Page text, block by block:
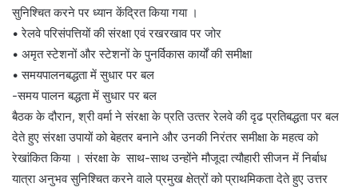
सुनिश्‍चित करने पर ध्‍यान केंद्रित किया गया ।
• रेलवे परिसंपत्तियों की संरक्षा एवं रखरखाव पर जोर
• अमृत स्टेशनों और स्टेशनों के पुनर्विकास कार्यों की समीक्षा
• समयपालनबद्धता में सुधार पर बल
-समय पालन बद्धता में सुधार पर बल
बैठक के दौरान, श्री वर्मा ने संरक्षा के प्रति उत्‍तर रेलवे की दृढ प्रतिबद्धता पर बल
देते हुए संरक्षा उपायों को बेहतर बनाने और उनकी निरंतर समीक्षा के महत्‍व को
रेखांकित किया । संरक्षा के साथ-साथ उन्होंने मौजूदा त्यौहारी सीजन में निर्बाध
यात्रा अनुभव सुनिश्चित करने वाले प्रमुख क्षेत्रों को प्राथमिकता देते हुए उत्तर